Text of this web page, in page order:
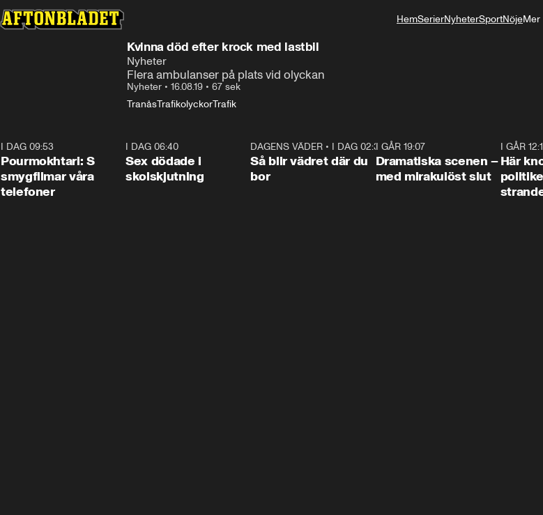
HemSerierNyheterSportNöjeMer
Kvinna död efter krock med lastbil
Nyheter
Flera ambulanser på plats vid olyckan
Nyheter • 16.08.19 • 67 sek
TranåsTrafikolyckorTrafik
I DAG 09:53
Pourmokhtari: S
smygfilmar våra
telefoner
I DAG 06:40
Sex dödade i
skolskjutning
1:06
DAGENS VÄDER • I DAG 02:30
Så blir vädret där du
bor
I GÅR 19:07
Dramatiska scenen –
med mirakulöst slut
I GÅR
Här